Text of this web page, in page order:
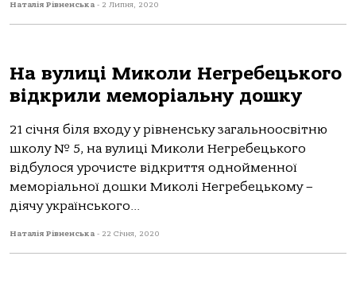
Наталія Рівненська - 2 Липня, 2020
На вулиці Миколи Негребецького
відкрили меморіальну дошку
21 січня біля входу у рівненську загальноосвітню
школу № 5, на вулиці Миколи Негребецького
відбулося урочисте відкриття однойменної
меморіальної дошки Миколі Негребецькому –
діячу українського...
Наталія Рівненська - 22 Січня, 2020